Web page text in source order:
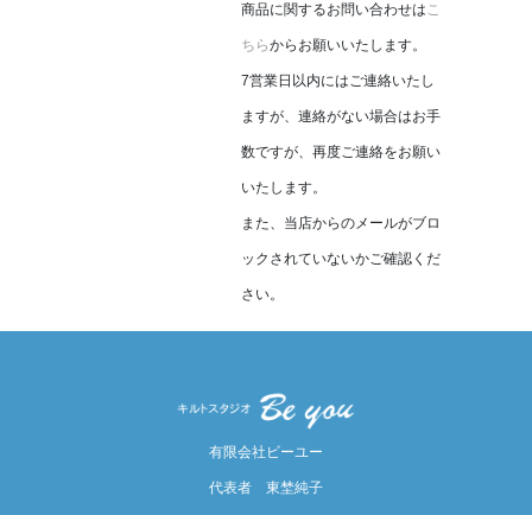
商品に関するお問い合わせはこ
ちらからお願いいたします。
7営業日以内にはご連絡いたし
ますが、連絡がない場合はお手
数ですが、再度ご連絡をお願い
いたします。
また、当店からのメールがブロ
ックされていないかご確認くだ
さい。
有限会社ビーユー
代表者 東埜純子